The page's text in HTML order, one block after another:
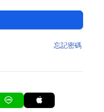
忘記密碼